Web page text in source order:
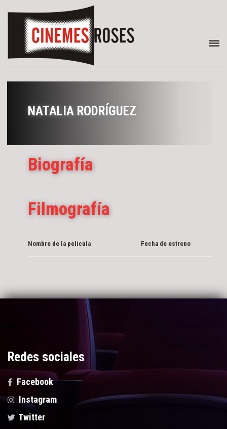
NATALIA RODRÍGUEZ
Biografía
Filmografía
Nombre de la película Fecha de estreno
Redes sociales
Facebook
Instagram
Twitter